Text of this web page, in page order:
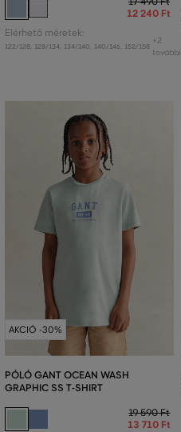
12 240 Ft
Elérhető méretek:
122/128 128/134 134/140 140/146 152/158
+2
további
AKCIÓ -30%
PÓLÓ GANT OCEAN WASH
GRAPHIC SS T-SHIRT
19 590 Ft
13 710 Ft